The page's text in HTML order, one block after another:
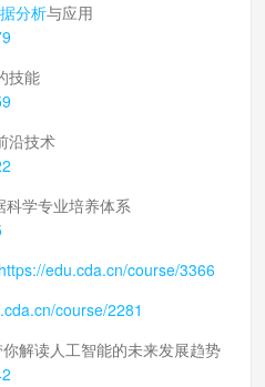
分析与应用
技能
沿技术
学专业培养体系
https://edu.cda.cn/course/3366
course/2281
解读人工智能的未来发展趋势